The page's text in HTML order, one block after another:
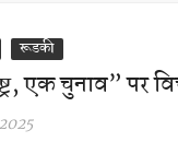
रूडकी
एक चुनाव” पर